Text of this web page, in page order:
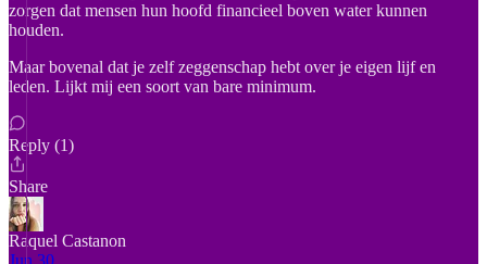
zorgen dat mensen hun hoofd financieel boven water kunnen
houden.
Maar bovenal dat je zelf zeggenschap hebt over je eigen lijf en
leden. Lijkt mij een soort van bare minimum.
Reply (1)
Share
Raquel Castanon
Jun 30